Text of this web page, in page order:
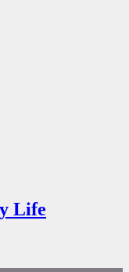
Life